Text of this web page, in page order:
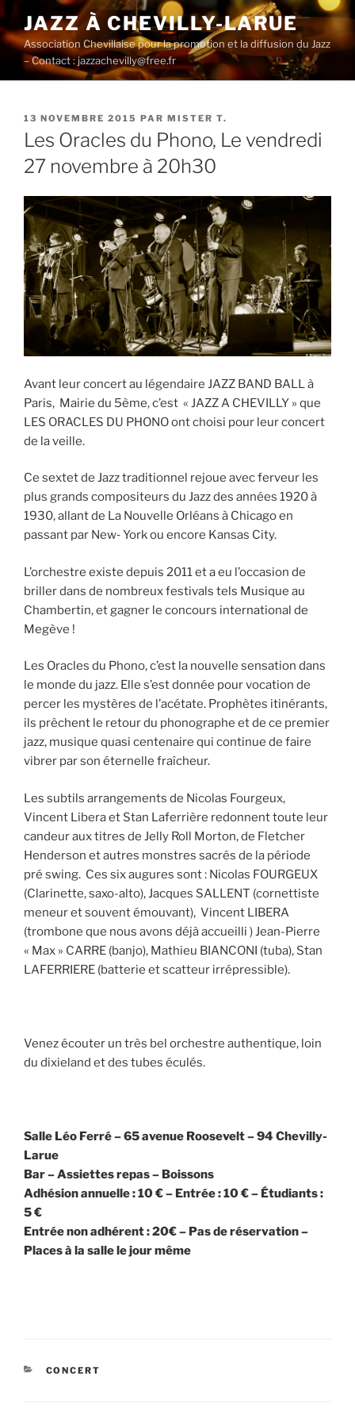
au
contenu
principal
JAZZ À CHEVILLY-LARUE
Association Chevillaise pour la promotion et la diffusion du Jazz
– Contact : jazzachevilly@free.fr
PUBLIÉ
LE
13 NOVEMBRE 2015 PAR MISTER T.
Les Oracles du Phono, Le vendredi
27 novembre à 20h30
Avant leur concert au légendaire JAZZ BAND BALL à
Paris, Mairie du 5ème, c’est « JAZZ A CHEVILLY » que
LES ORACLES DU PHONO ont choisi pour leur concert
de la veille.
Ce sextet de Jazz traditionnel rejoue avec ferveur les
plus grands compositeurs du Jazz des années 1920 à
1930, allant de La Nouvelle Orléans à Chicago en
passant par New‐ York ou encore Kansas City.
L’orchestre existe depuis 2011 et a eu l’occasion de
briller dans de nombreux festivals tels Musique au
Chambertin, et gagner le concours international de
Megève !
Les Oracles du Phono, c’est la nouvelle sensation dans
le monde du jazz. Elle s’est donnée pour vocation de
percer les mystères de l’acétate. Prophètes itinérants,
ils prêchent le retour du phonographe et de ce premier
jazz, musique quasi centenaire qui continue de faire
vibrer par son éternelle fraîcheur.
Les subtils arrangements de Nicolas Fourgeux,
Vincent Libera et Stan Laferrière redonnent toute leur
candeur aux titres de Jelly Roll Morton, de Fletcher
Henderson et autres monstres sacrés de la période
pré swing. Ces six augures sont : Nicolas FOURGEUX
(Clarinette, saxo-alto), Jacques SALLENT (cornettiste
meneur et souvent émouvant), Vincent LIBERA
(trombone que nous avons déjà accueilli ) Jean-Pierre
« Max » CARRE (banjo), Mathieu BIANCONI (tuba), Stan
LAFERRIERE (batterie et scatteur irrépressible).
Venez écouter un très bel orchestre authentique, loin
du dixieland et des tubes éculés.
Salle Léo Ferré – 65 avenue Roosevelt – 94 Chevilly-
Larue
Bar – Assiettes repas – Boissons
Adhésion annuelle : 10 € – Entrée : 10 € – Étudiants :
5 €
Entrée non adhérent : 20€ – Pas de réservation –
Places à la salle le jour même
CATÉGORIES
CONCERT